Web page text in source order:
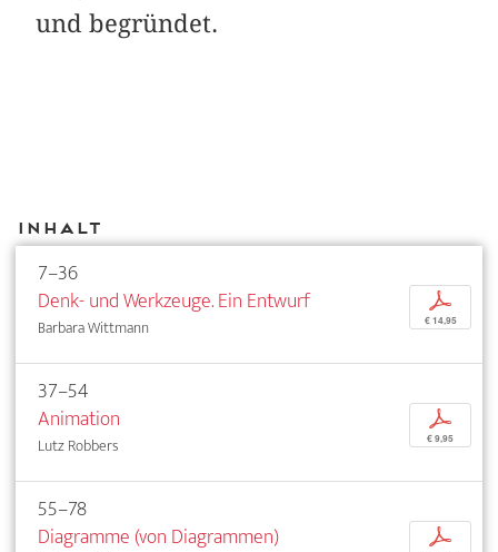
und begründet.
Inhalt
7–36
Denk- und Werkzeuge. Ein Entwurf
Barbara Wittmann
p
€ 14,95
37–54
Animation
Lutz Robbers
p
€ 9,95
55–78
Diagramme (von Diagrammen)
p